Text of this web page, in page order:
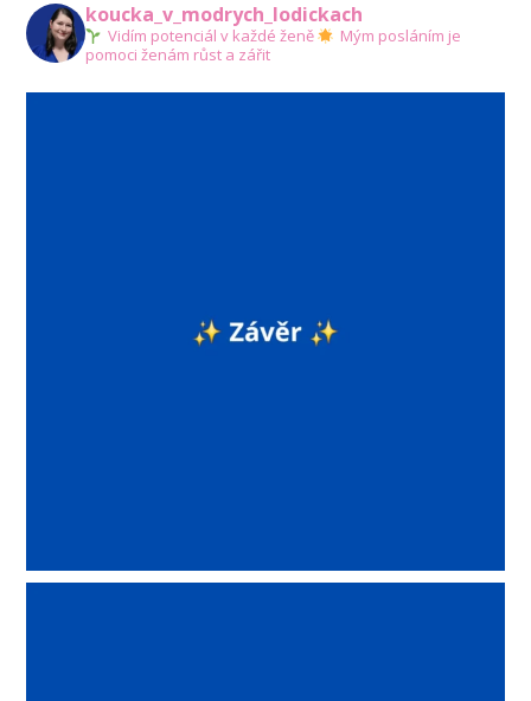
koucka_v_modrych_lodickach
Vidím potenciál v každé ženě
Mým posláním je
pomoci ženám růst a zářit